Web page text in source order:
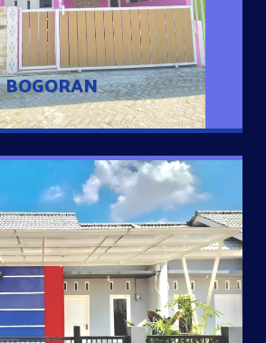
Minimalis dengan Konsep Rumah Pintar
Penghuni mengakses rumahnya
SATU
nyaman dengan harga subsidi hanya 100
strategis di Tuban